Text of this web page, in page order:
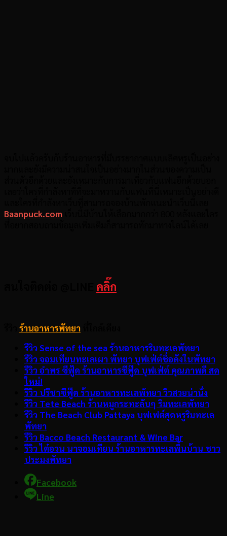
Baanpuck.com
คลิ๊ก
ร้านอาหารพัทยา
รีวิว Sense of the sea ร้านอาหารริมทะเลพัทยา
รีวิว จอมเทียนทะเลเผา พัทยา บุฟเฟ่ต์ชื่อดังในพัทยา
รีวิว อำพร ซีฟู้ด ร้านอาหารซีฟู๊ด บุฟเฟ่ต์ คุณภาพดี สด
ใหม่!
รีวิว ปรีชาซีฟู๊ด ร้านอาหารทะเลพัทยา วิวสวยน่านั่ง
รีวิว Tete Beach ร้านหมูกระทะลับๆ ริมทะเลพัทยา
รีวิว The Beach Club Pattaya บุฟเฟต์สุดหรูริมทะเล
พัทยา
รีวิว Bacco Beach Restaurant & Wine Bar
รีวิว ไต๋อวน นาจอมเทียน ร้านอาหารทะเลพื้นบ้าน ชาว
ประมงพัทยา
Facebook
Line